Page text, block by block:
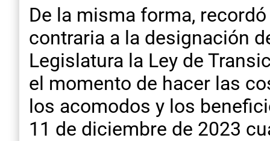
De la misma forma,
contraria a la designación
Legislatura la Ley de
el momento de hacer las
los acomodos y los
11 de diciembre de 2023